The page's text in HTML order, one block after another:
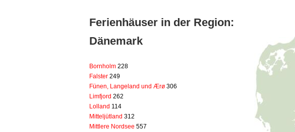
Ferienhäuser in der Region:
Dänemark
Bornholm 228
Falster 249
Fünen, Langeland und Ærø 306
Limfjord 262
Lolland 114
Mitteljütland 312
Mittlere Nordsee 557